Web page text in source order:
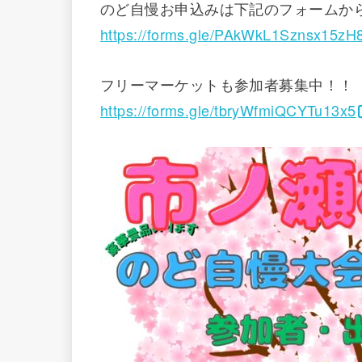
のど自慢お申込みは下記のフォームか
https://forms.gle/
フリーマーケットも参加者募集中！！
https://forms.gle/tbryWfmiQCYTu13x5